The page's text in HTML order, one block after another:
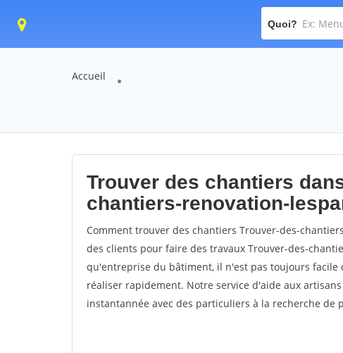
Quoi?
Accueil
Trouver des chantiers
chantiers-renovation-
Comment trouver des chantiers Trouver-des-
des clients pour faire des travaux Trouver-des-
qu'entreprise du bâtiment, il n'est pas toujours
réaliser rapidement. Notre service d'aide aux
instantannée avec des particuliers à la recherche